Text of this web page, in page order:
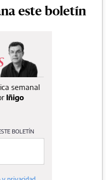
este boletín